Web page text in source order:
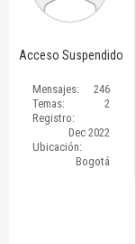
Acceso Suspendido
Mensajes:
246
Temas:
2
Registro:
Dec 2022
Ubicación:
Bogotá